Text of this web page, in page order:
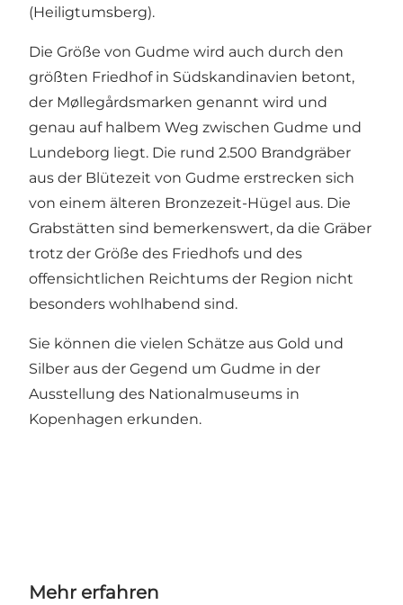
(Heiligtumsberg).
Die Größe von Gudme wird auch durch den
größten Friedhof in Südskandinavien betont,
der Møllegårdsmarken genannt wird und
genau auf halbem Weg zwischen Gudme und
Lundeborg liegt. Die rund 2.500 Brandgräber
aus der Blütezeit von Gudme erstrecken sich
von einem älteren Bronzezeit-Hügel aus. Die
Grabstätten sind bemerkenswert, da die Gräber
trotz der Größe des Friedhofs und des
offensichtlichen Reichtums der Region nicht
besonders wohlhabend sind.
Sie können die vielen Schätze aus Gold und
Silber aus der Gegend um Gudme in der
Ausstellung des Nationalmuseums in
Kopenhagen erkunden.
Mehr erfahren